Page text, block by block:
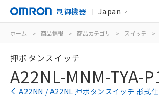
制御機器 Japan
ホーム > 商品情報 > 商品カテゴリ > スイッチ >
押ボタンスイッチ
A22NL-MNM-TYA-
A22NN / A22NL 押ボタンスイッチ 形式